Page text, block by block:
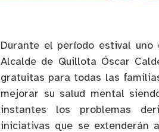
Durante el período estival
Alcalde de Quillota Óscar
gratuitas para todas las
mejorar su salud mental
instantes los problemas
iniciativas que se extenderán